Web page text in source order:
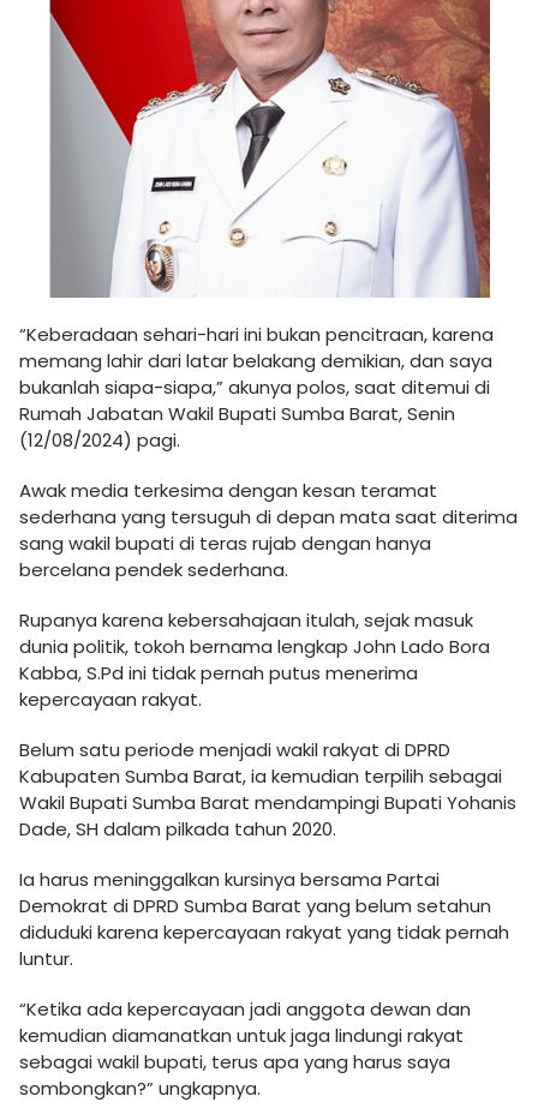
“Keberadaan sehari-hari ini bukan pencitraan, karena
memang lahir dari latar belakang demikian, dan saya
bukanlah siapa-siapa,” akunya polos, saat ditemui di
Rumah Jabatan Wakil Bupati Sumba Barat, Senin
(12/08/2024) pagi.
Awak media terkesima dengan kesan teramat
sederhana yang tersuguh di depan mata saat diterima
sang wakil bupati di teras rujab dengan hanya
bercelana pendek sederhana.
Rupanya karena kebersahajaan itulah, sejak masuk
dunia politik, tokoh bernama lengkap John Lado Bora
Kabba, S.Pd ini tidak pernah putus menerima
kepercayaan rakyat.
Belum satu periode menjadi wakil rakyat di DPRD
Kabupaten Sumba Barat, ia kemudian terpilih sebagai
Wakil Bupati Sumba Barat mendampingi Bupati Yohanis
Dade, SH dalam pilkada tahun 2020.
Ia harus meninggalkan kursinya bersama Partai
Demokrat di DPRD Sumba Barat yang belum setahun
diduduki karena kepercayaan rakyat yang tidak pernah
luntur.
“Ketika ada kepercayaan jadi anggota dewan dan
kemudian diamanatkan untuk jaga lindungi rakyat
sebagai wakil bupati, terus apa yang harus saya
sombongkan?” ungkapnya.